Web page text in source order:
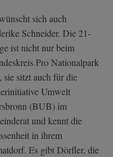
sich auch
Schneider. Die 21-
ist nicht nur beim
Pro Nationalpark
sie sitzt auch für die
Umwelt
(BUB) im
und kennt die
in ihrem
Es gibt Dörfler, die